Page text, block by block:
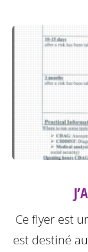
Ce flyer est
est destiné